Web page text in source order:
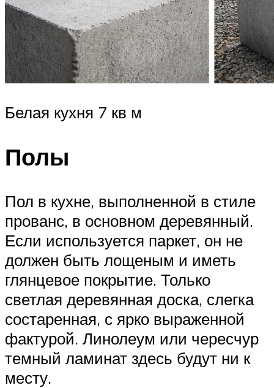
Белая кухня 7 кв м
Полы
Пол в кухне, выполненной в стиле
прованс, в основном деревянный.
Если используется паркет, он не
должен быть лощеным и иметь
глянцевое покрытие. Только
светлая деревянная доска, слегка
состаренная, с ярко выраженной
фактурой. Линолеум или чересчур
темный ламинат здесь будут ни к
месту.